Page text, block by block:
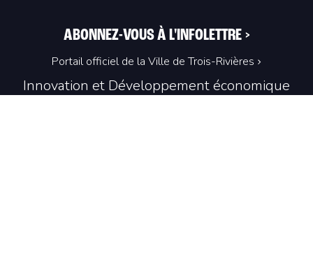
Innovation et Développement économique
ABONNEZ-VOUS À L'INFOLETTRE >
Portail officiel de la Ville de Trois-Rivières